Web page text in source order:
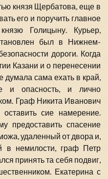
князя Щербатова, еще в
его и поручить главное
Голицыну. Курьер,
был в Нижнем-
дороги. Когда
Казани и о перенесении
думала сама ехать в край,
и опасность, и лично
Граф Никита Иванович
сие намерение.
предоставить спасение
удаленный от двора и,
в немилости, граф Петр
принять та себя подвиг,
Екатерина с